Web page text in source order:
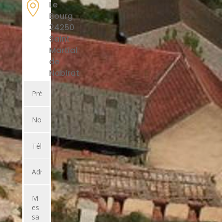

Le
Bourg
24250
Saint
Martial
de
Nabirat